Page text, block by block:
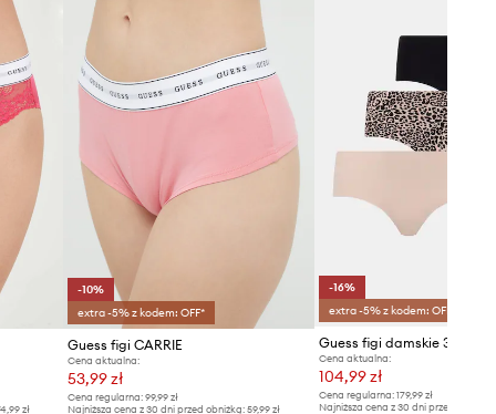
zł
-10%
extra -5% z kodem: OFF*
Guess figi CARRIE
Cena aktualna:
53,99 zł
Cena regularna:99,99 zł
Najniższa cena z 30 dni przed obniżką:59,99 zł
-16%
extra -5% z kodem: OFF*
Guess figi damskie 3-pack
Cena aktualna:
104,99 zł
Cena regularna: 179,99 zł
Najniższa cena z 30 dni przed obniżką: